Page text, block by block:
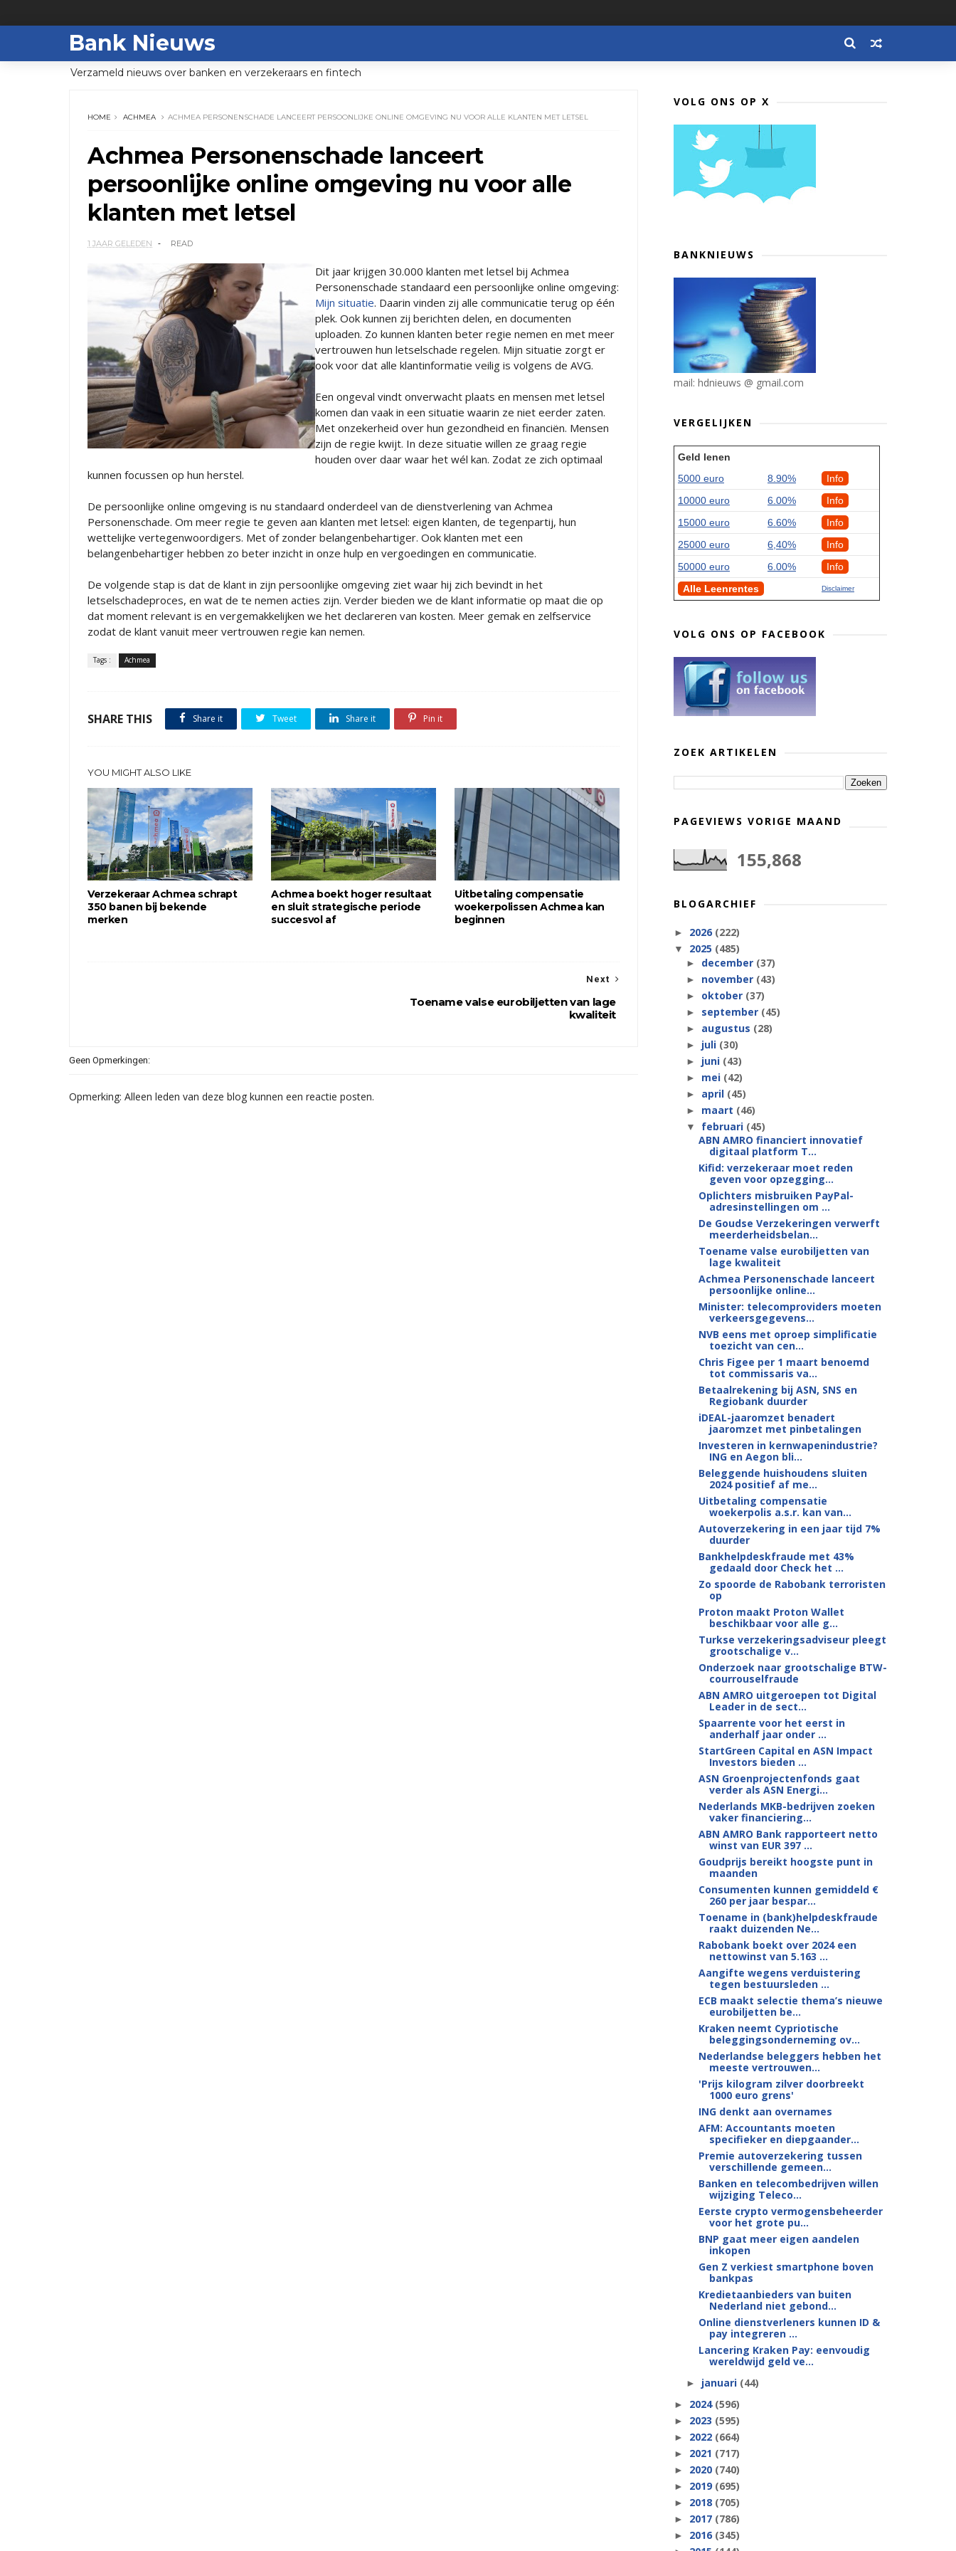
Bank Nieuws
Verzameld nieuws over banken en verzekeraars en fintech
HOME ACHMEA ACHMEA PERSONENSCHADE LANCEERT PERSOONLIJKE ONLINE OMGEVING NU VOOR ALLE KLANTEN MET LETSEL
Achmea Personenschade lanceert
persoonlijke online omgeving nu voor alle
klanten met letsel
1 JAAR GELEDEN READ
Dit jaar krijgen 30.000 klanten met letsel bij Achmea
Personenschade standaard een persoonlijke online omgeving:
Mijn situatie. Daarin vinden zij alle communicatie terug op één
plek. Ook kunnen zij berichten delen, en documenten
uploaden. Zo kunnen klanten beter regie nemen en met meer
vertrouwen hun letselschade regelen. Mijn situatie zorgt er
ook voor dat alle klantinformatie veilig is volgens de AVG.
Een ongeval vindt onverwacht plaats en mensen met letsel
komen dan vaak in een situatie waarin ze niet eerder zaten.
Met onzekerheid over hun gezondheid en financiën. Mensen
zijn de regie kwijt. In deze situatie willen ze graag regie
houden over daar waar het wél kan. Zodat ze zich optimaal
kunnen focussen op hun herstel.
De persoonlijke online omgeving is nu standaard onderdeel van de dienstverlening van Achmea
Personenschade. Om meer regie te geven aan klanten met letsel: eigen klanten, de tegenpartij, hun
wettelijke vertegenwoordigers. Met of zonder belangenbehartiger. Ook klanten met een
belangenbehartiger hebben zo beter inzicht in onze hulp en vergoedingen en communicatie.
De volgende stap is dat de klant in zijn persoonlijke omgeving ziet waar hij zich bevindt in het
letselschadeproces, en wat de te nemen acties zijn. Verder bieden we de klant informatie op maat die op
dat moment relevant is en vergemakkelijken we het declareren van kosten. Meer gemak en zelfservice
zodat de klant vanuit meer vertrouwen regie kan nemen.
Tags : Achmea
SHARE THIS Share it Tweet Share it Pin it
YOU MIGHT ALSO LIKE
Verzekeraar Achmea schrapt
350 banen bij bekende
merken
Achmea boekt hoger resultaat
en sluit strategische periode
succesvol af
Uitbetaling compensatie
woekerpolissen Achmea kan
beginnen
Next
Toename valse eurobiljetten van lage
kwaliteit
Geen Opmerkingen:
Opmerking: Alleen leden van deze blog kunnen een reactie posten.
VOLG ONS OP X
BANKNIEUWS
mail: hdnieuws @ gmail.com
VERGELIJKEN
Geld lenen
5000 euro
8.90%
Info
10000 euro
6.00%
Info
15000 euro
6.60%
Info
25000 euro
6,40%
Info
50000 euro
6.00%
Info
Alle Leenrentes
Disclaimer
VOLG ONS OP FACEBOOK
ZOEK ARTIKELEN
PAGEVIEWS VORIGE MAAND
155,868
BLOGARCHIEF
► 2026 (222)
▼ 2025 (485)
► december (37)
► november (43)
► oktober (37)
► september (45)
► augustus (28)
► juli (30)
► juni (43)
► mei (42)
► april (45)
► maart (46)
▼ februari (45)
ABN AMRO financiert innovatief
digitaal platform T...
Kifid: verzekeraar moet reden
geven voor opzegging...
Oplichters misbruiken PayPal-
adresinstellingen om ...
De Goudse Verzekeringen verwerft
meerderheidsbelan...
Toename valse eurobiljetten van
lage kwaliteit
Achmea Personenschade lanceert
persoonlijke online...
Minister: telecomproviders moeten
verkeersgegevens...
NVB eens met oproep simplificatie
toezicht van cen...
Chris Figee per 1 maart benoemd
tot commissaris va...
Betaalrekening bij ASN, SNS en
Regiobank duurder
iDEAL-jaaromzet benadert
jaaromzet met pinbetalingen
Investeren in kernwapenindustrie?
ING en Aegon bli...
Beleggende huishoudens sluiten
2024 positief af me...
Uitbetaling compensatie
woekerpolis a.s.r. kan van...
Autoverzekering in een jaar tijd 7%
duurder
Bankhelpdeskfraude met 43%
gedaald door Check het ...
Zo spoorde de Rabobank terroristen
op
Proton maakt Proton Wallet
beschikbaar voor alle g...
Turkse verzekeringsadviseur pleegt
grootschalige v...
Onderzoek naar grootschalige BTW-
courrouselfraude
ABN AMRO uitgeroepen tot Digital
Leader in de sect...
Spaarrente voor het eerst in
anderhalf jaar onder ...
StartGreen Capital en ASN Impact
Investors bieden ...
ASN Groenprojectenfonds gaat
verder als ASN Energi...
Nederlands MKB-bedrijven zoeken
vaker financiering...
ABN AMRO Bank rapporteert netto
winst van EUR 397 ...
Goudprijs bereikt hoogste punt in
maanden
Consumenten kunnen gemiddeld €
260 per jaar bespar...
Toename in (bank)helpdeskfraude
raakt duizenden Ne...
Rabobank boekt over 2024 een
nettowinst van 5.163 ...
Aangifte wegens verduistering
tegen bestuursleden ...
ECB maakt selectie thema’s nieuwe
eurobiljetten be...
Kraken neemt Cypriotische
beleggingsonderneming ov...
Nederlandse beleggers hebben het
meeste vertrouwen...
'Prijs kilogram zilver doorbreekt
1000 euro grens'
ING denkt aan overnames
AFM: Accountants moeten
specifieker en diepgaander...
Premie autoverzekering tussen
verschillende gemeen...
Banken en telecombedrijven willen
wijziging Teleco...
Eerste crypto vermogensbeheerder
voor het grote pu...
BNP gaat meer eigen aandelen
inkopen
Gen Z verkiest smartphone boven
bankpas
Kredietaanbieders van buiten
Nederland niet gebond...
Online dienstverleners kunnen ID &
pay integreren ...
Lancering Kraken Pay: eenvoudig
wereldwijd geld ve...
► januari (44)
► 2024 (596)
► 2023 (595)
► 2022 (664)
► 2021 (717)
► 2020 (740)
► 2019 (695)
► 2018 (705)
► 2017 (786)
► 2016 (345)